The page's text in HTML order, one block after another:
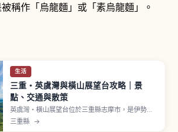
稱作「烏龍麵」或「素烏龍麵」。
生活
三重・英虞灣與橫山展望台攻略｜景
點、交通與散策
英虞灣・橫山展望台位於三重縣志摩市，是伊勢志
摩國立公園的一部分。橫山展望台海拔約140公
尺，可一覽英虞灣大小島嶼點綴的里亞式海岸絕
三重縣 →